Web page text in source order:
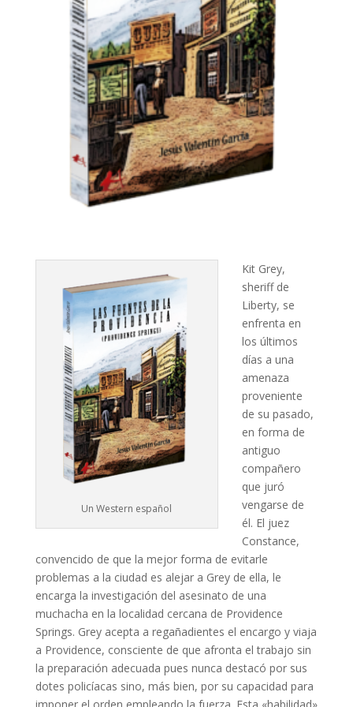
Un Western español
Kit Grey,
sheriff de
Liberty, se
enfrenta en
los últimos
días a una
amenaza
proveniente
de su pasado,
en forma de
antiguo
compañero
que juró
vengarse de
él. El juez
Constance,
convencido de que la mejor forma de evitarle
problemas a la ciudad es alejar a Grey de ella, le
encarga la investigación del asesinato de una
muchacha en la localidad cercana de Providence
Springs. Grey acepta a regañadientes el encargo y viaja
a Providence, consciente de que afronta el trabajo sin
la preparación adecuada pues nunca destacó por sus
dotes policíacas sino, más bien, por su capacidad para